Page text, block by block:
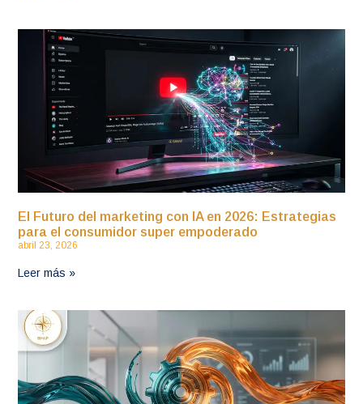
El Futuro del marketing con IA en 2026: Estrategias
para el consumidor super empoderado
abril 23, 2026
Leer más »